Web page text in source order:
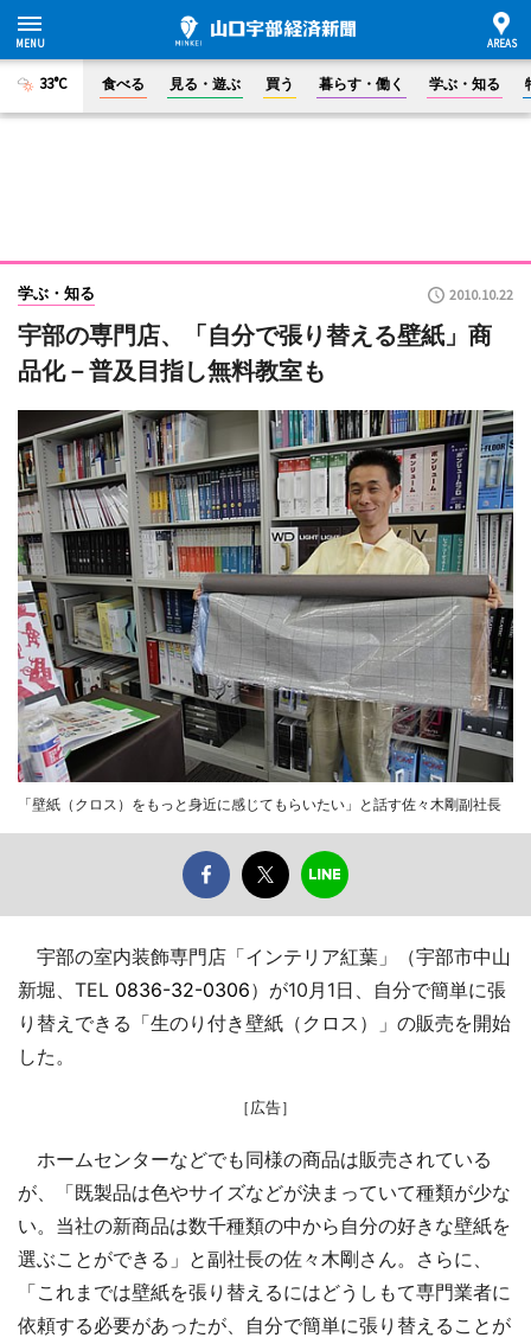
33°C 食べる 見る・遊ぶ 買う 暮らす・働く 学ぶ・知る
学ぶ・知る 2010.10.22
宇部の専門店、「自分で張り替える壁紙」商
品化－普及目指し無料教室も
「壁紙（クロス）をもっと身近に感じてもらいたい」と話す佐々木剛副社長
宇部の室内装飾専門店「インテリア紅葉」（宇部市中山
新堀、TEL 0836-32-0306）が10月1日、自分で簡単に張
り替えできる「生のり付き壁紙（クロス）」の販売を開始
した。
［広告］
ホームセンターなどでも同様の商品は販売されている
が、「既製品は色やサイズなどが決まっていて種類が少な
い。当社の新商品は数千種類の中から自分の好きな壁紙を
選ぶことができる」と副社長の佐々木剛さん。さらに、
「これまでは壁紙を張り替えるにはどうしもて専門業者に
依頼する必要があったが、自分で簡単に張り替えることが